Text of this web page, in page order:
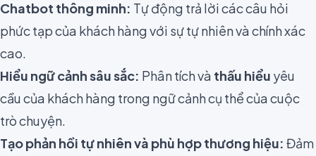
Chatbot thông minh: Tự động trả lời các câu hỏi
phức tạp của khách hàng với sự tự nhiên và chính xác
cao.
Hiểu ngữ cảnh sâu sắc: Phân tích và thấu hiểu yêu
cầu của khách hàng trong ngữ cảnh cụ thể của cuộc
trò chuyện.
Tạo phản hồi tự nhiên và phù hợp thương hiệu: Đảm